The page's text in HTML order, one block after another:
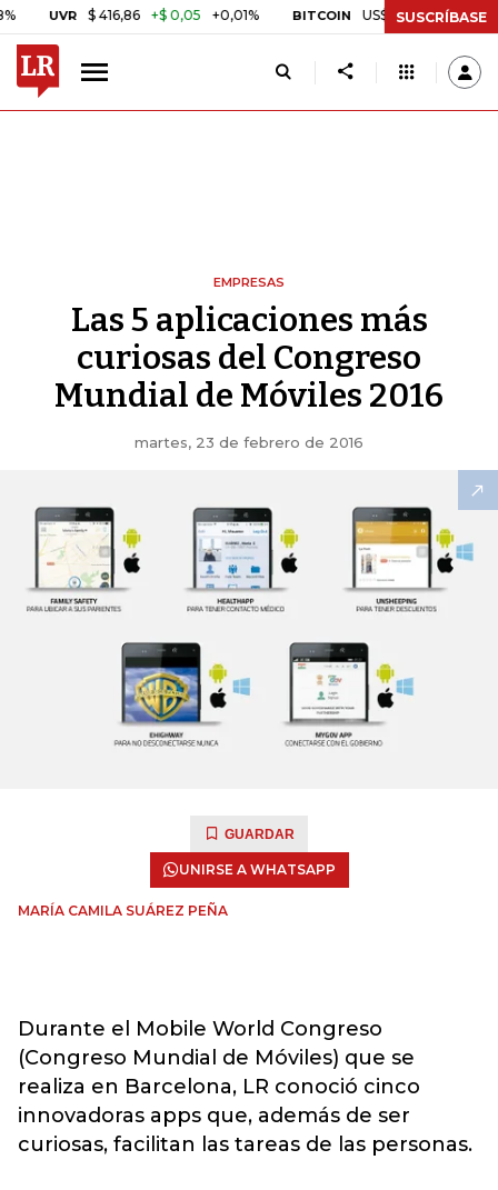
$ 416,86 +$ 0,05 +0,01% BITCOIN US$ 64.442,80 -US$ 525,60
SUSCRÍBASE
EMPRESAS
Las 5 aplicaciones más
curiosas del Congreso
Mundial de Móviles 2016
martes, 23 de febrero de 2016
GUARDAR
UNIRSE A WHATSAPP
MARÍA CAMILA SUÁREZ PEÑA
Durante el Mobile World Congreso
(Congreso Mundial de Móviles) que se
realiza en Barcelona, LR conoció cinco
innovadoras apps que, además de ser
curiosas, facilitan las tareas de las personas.